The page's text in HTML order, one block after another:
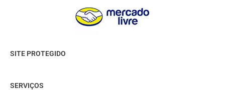
SITE PROTEGIDO
SERVIÇOS